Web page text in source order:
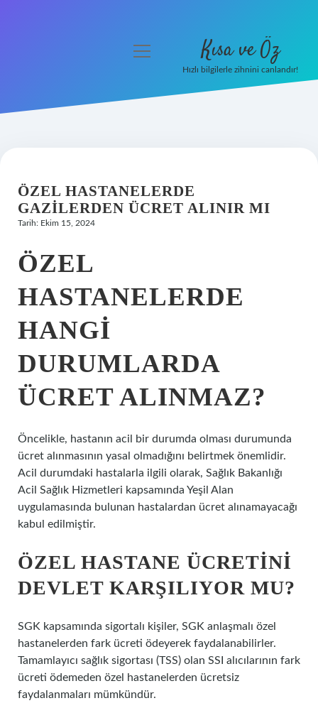
Hakkımızda
menüyü
Kısa ve Öz
Hızlı bilgilerle zihnini canlandır!
ÖZEL HASTANELERDE
GAZILERDEN ÜCRET ALINIR MI
Tarih: Ekim 15, 2024
ÖZEL
HASTANELERDE
HANGI
DURUMLARDA
ÜCRET ALINMAZ?
Öncelikle, hastanın acil bir durumda olması durumunda
ücret alınmasının yasal olmadığını belirtmek önemlidir.
Acil durumdaki hastalarla ilgili olarak, Sağlık Bakanlığı
Acil Sağlık Hizmetleri kapsamında Yeşil Alan
uygulamasında bulunan hastalardan ücret alınamayacağı
kabul edilmiştir.
ÖZEL HASTANE ÜCRETINI
DEVLET KARŞILIYOR MU?
SGK kapsamında sigortalı kişiler, SGK anlaşmalı özel
hastanelerden fark ücreti ödeyerek faydalanabilirler.
Tamamlayıcı sağlık sigortası (TSS) olan SSI alıcılarının fark
ücreti ödemeden özel hastanelerden ücretsiz
faydalanmaları mümkündür.